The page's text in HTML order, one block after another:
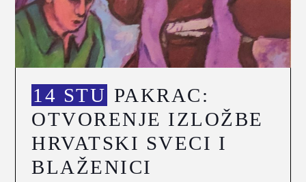
14 STU PAKRAC:
OTVORENJE IZLOŽBE
HRVATSKI SVECI I
BLAŽENICI